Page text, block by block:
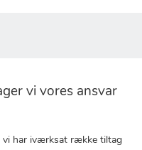
vi vores ansvar
vi har iværksat række tiltag